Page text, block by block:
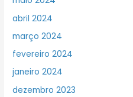
abril 2024
março 2024
fevereiro 2024
janeiro 2024
dezembro 2023